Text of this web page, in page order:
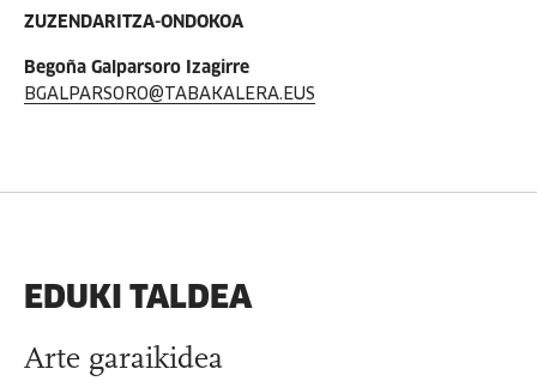
ZUZENDARITZA-ONDOKOA
Begoña Galparsoro Izagirre
BGALPARSORO@TABAKALERA.EUS
EDUKI TALDEA
Arte garaikidea